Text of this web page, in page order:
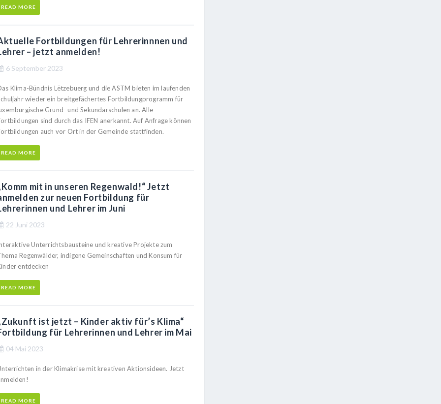
READ MORE
Fortbildungen für Lehrerinnnen und
– jetzt anmelden!
6 September 2023
Klima-Bündnis Lëtzebuerg und die ASTM bieten im laufenden
wieder ein breitgefächertes Fortbildungprogramm für
Grund- und Sekundarschulen an. Alle
sind durch das IFEN anerkannt. Auf Anfrage können
auch vor Ort in der Gemeinde stattfinden.
READ MORE
mit in unseren Regenwald!“ Jetzt
zur neuen Fortbildung für
und Lehrer im Juni
22 Juni 2023
Unterrichtsbausteine und kreative Projekte zum
Regenwälder, indigene Gemeinschaften und Konsum für
entdecken
READ MORE
ist jetzt – Kinder aktiv für’s Klima“
für Lehrerinnen und Lehrer im Mai
04 Mai 2023
in der Klimakrise mit kreativen Aktionsideen. Jetzt
READ MORE